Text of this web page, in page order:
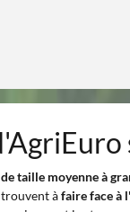
taille moyenne à
trouvent àfaire face à